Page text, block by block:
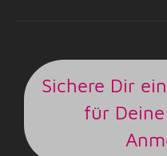
Sichere Dir
für